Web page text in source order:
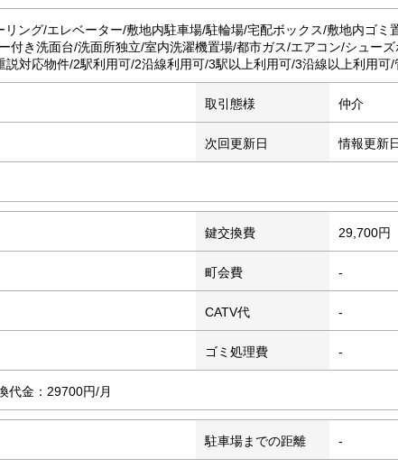
ング/エレベーター/敷地内駐車場/駐輪場/宅配ボックス/敷地内ゴ
付き洗面台/洗面所独立/室内洗濯機置場/都市ガス/エアコン/シュー
対応物件/2駅利用可/2沿線利用可/3駅以上利用可/3沿線以上利用
取引態様 仲介
次回更新日 情報更新
鍵交換費 29,700円
町会費 -
CATV代 -
ゴミ処理費 -
代金：29700円/月
駐車場までの距離 -